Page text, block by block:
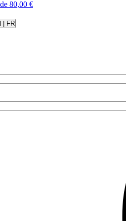
80,00 €
| FR